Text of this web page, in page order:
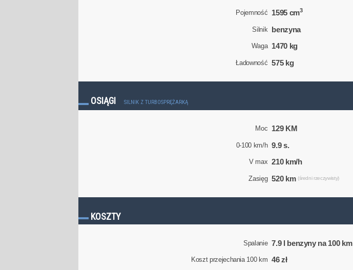
Pojemność 1595 cm3
Silnik benzyna
Waga 1470 kg
Ładowność 575 kg
OSIĄGI SILNIK Z TURBOSPRĘŻARKĄ
Moc 129 KM
0-100 km/h 9.9 s.
V max 210 km/h
Zasięg 520 km (średni rzeczywisty)
KOSZTY
Spalanie 7.9 l benzyny na 100 km
Koszt przejechania 100 km 46 zł